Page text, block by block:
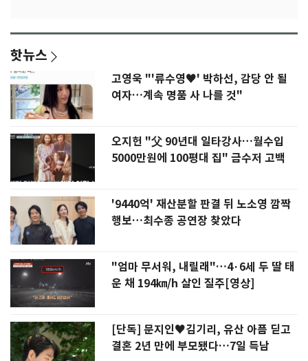
핫뉴스
고영욱 "'류수영♥' 박하선, 감당 안 될
여자…계속 명품 사 나를 것"
오지헌 "父 90년대 일타강사…월수입
5000만원에 100평대 집" 금수저 고백
'9440억' 재산분할 판결 뒤 노소영 깜짝
행보…최수종 공연장 찾았다
"엄마 무서워, 내릴래"…4·6세 두 딸 태
운 채 194㎞/h 살인 질주[영상]
[단독] 문지인♥김기리, 유산 아픔 딛고
결혼 2년 만에 부모됐다…7일 득남